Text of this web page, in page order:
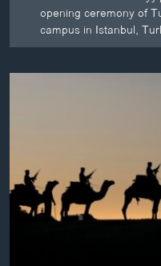
opening ceremony of
campus in Istanbul,